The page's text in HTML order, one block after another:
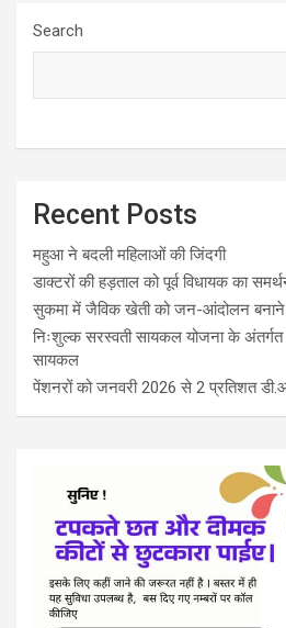
Search
Recent Posts
महुआ ने बदली महिलाओं की जिंदगी
डाक्टरों की हड़ताल को पूर्व विधायक का
सुकमा में जैविक खेती को जन-आंदोलन
निःशुल्क सरस्वती सायकल योजना के अंतर्गत
सायकल
पेंशनरों को जनवरी 2026 से 2 प्रतिशत